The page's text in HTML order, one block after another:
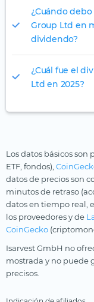
¿Cuándo
Group Ltd en
dividendo?
¿Cuál fue el
Ltd en 2025?
Los datos básicos son
ETF, fondos),
datos de precios son
minutos de retraso
datos en tiempo real,
los proveedores y de
CoinGecko
Isarvest GmbH no
mostrada y no puede
precisos.